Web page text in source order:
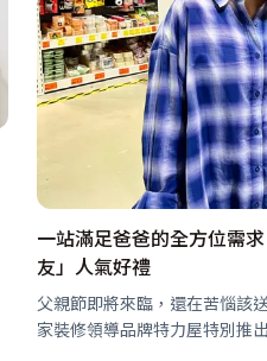
一站滿足爸爸的全方位需
友」人氣好禮
父親節即將來臨，還在苦惱該
家裝修領導品牌特力屋特別推